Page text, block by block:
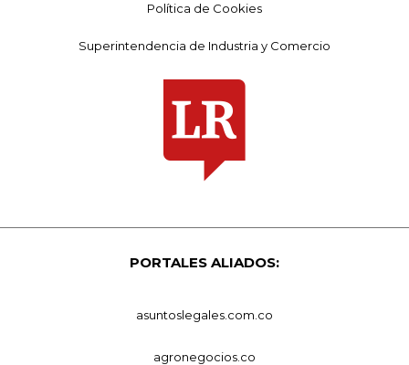
Política de Cookies
Superintendencia de Industria y Comercio
PORTALES ALIADOS:
asuntoslegales.com.co
agronegocios.co